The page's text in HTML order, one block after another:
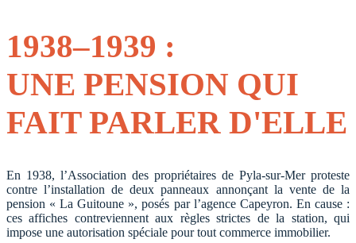
1938–1939 :
UNE PENSION QUI
FAIT PARLER D'ELLE
En 1938, l’Association des propriétaires de Pyla-sur-Mer proteste
contre l’installation de deux panneaux annonçant la vente de la
pension « La Guitoune », posés par l’agence Capeyron. En cause :
ces affiches contreviennent aux règles strictes de la station, qui
impose une autorisation spéciale pour tout commerce immobilier.